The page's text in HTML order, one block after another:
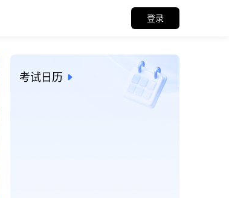
登录
考试日历